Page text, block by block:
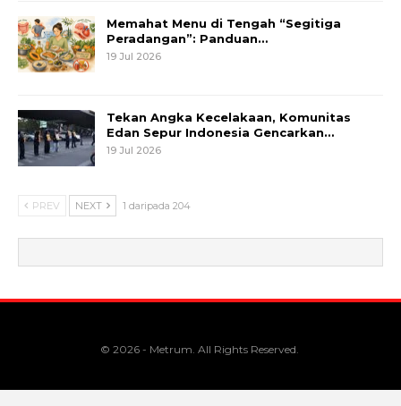
Memahat Menu di Tengah “Segitiga
Peradangan”: Panduan…
19 Jul 2026
Tekan Angka Kecelakaan, Komunitas
Edan Sepur Indonesia Gencarkan…
19 Jul 2026
PREV NEXT 1 daripada 204
© 2026 - Metrum. All Rights Reserved.